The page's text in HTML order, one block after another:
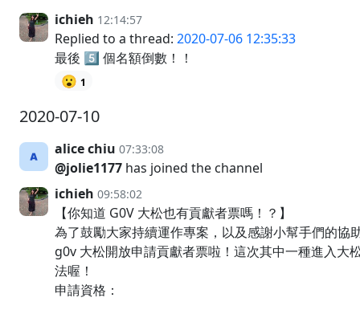
ichieh 12:14:57
Replied to a thread: 2020-07-06 12:35:33
最後 5️⃣ 個名額倒數！！
😮 1
2020-07-10
alice chiu 07:33:08
@jolie1177 has joined the channel
ichieh 09:58:02
【你知道 G0V 大松也有貢獻者票嗎！？】
為了鼓勵大家持續運作專案，以及感謝小幫手們的協
g0v 大松開放申請貢獻者票啦！這次其中一種進入大
法喔！
申請資格：